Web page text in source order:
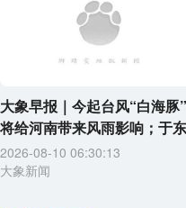
大象早报｜今起台风“白海豚”
将给河南带来风雨影响；于
2026-08-10 06:30:13
大象新闻